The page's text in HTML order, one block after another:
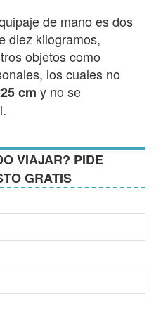
de mano es dos
diez kilogramos,
objetos como
los cuales no
cm y no se
VIAJAR? PIDE
GRATIS